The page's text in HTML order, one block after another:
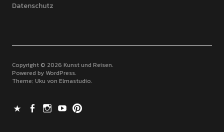
Datenschutz
Copyright © 2026 Kunst und Reisen
Powered by WordPress
Theme: Uku von Elmastudio